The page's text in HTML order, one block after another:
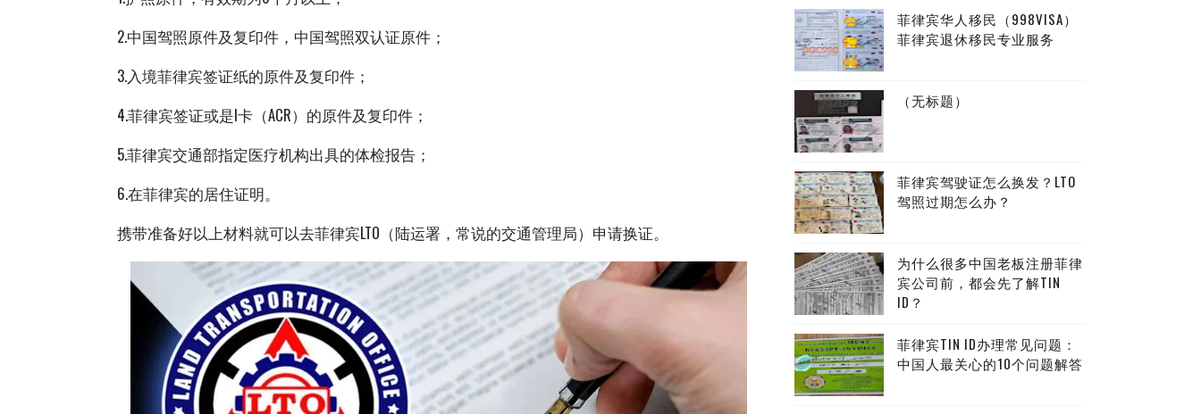
2.中国驾照原件及复印件，中国驾照双认证原件；
3.入境菲律宾签证纸的原件及复印件；
4.菲律宾签证或是I卡（ACR）的原件及复印件；
5.菲律宾交通部指定医疗机构出具的体检报告；
6.在菲律宾的居住证明。
携带准备好以上材料就可以去菲律宾LTO（陆运署，常说的交通管理局）申请换证。
菲律宾华人移民（998VISA）
菲律宾退休移民专业服务
（无标题）
菲律宾驾驶证怎么换发？LTO
驾照过期怎么办？
为什么很多中国老板注册菲律
宾公司前，都会先了解TIN
ID？
菲律宾TIN ID办理常见问题：
中国人最关心的10个问题解答